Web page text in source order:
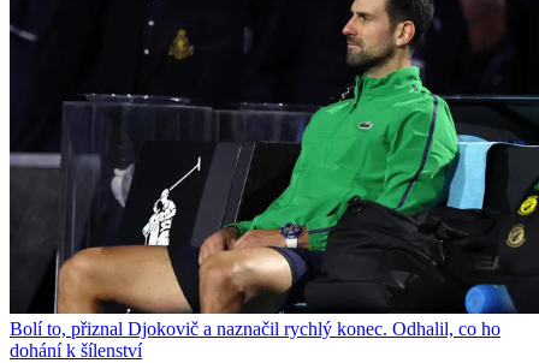
Bolí to, přiznal Djokovič a naznačil rychlý konec. Odhalil, co ho
dohání k šílenství